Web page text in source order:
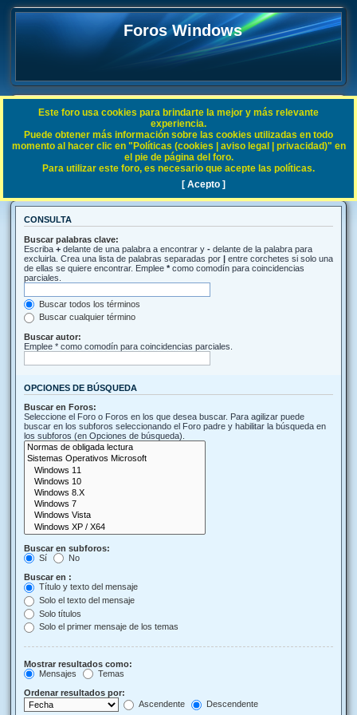
Foros Windows
FAQ
Índice general Buscar
Buscar
CONSULTA
Buscar palabras clave:
Escriba + delante de una palabra a encontrar y - delante de la palabra para
excluirla. Crea una lista de palabras separadas por | entre corchetes si solo una
de ellas se quiere encontrar. Emplee * como comodín para coincidencias
parciales.
Buscar todos los términos
Buscar cualquier término
Buscar autor:
Emplee * como comodín para coincidencias parciales.
OPCIONES DE BÚSQUEDA
Buscar en Foros:
Seleccione el Foro o Foros en los que desea buscar. Para agilizar puede
buscar en los subforos seleccionando el Foro padre y habilitar la búsqueda en
los subforos (en Opciones de búsqueda).
Buscar en subforos:
Sí
No
Buscar en :
Título y texto del mensaje
Solo el texto del mensaje
Solo títulos
Solo el primer mensaje de los temas
Mostrar resultados como:
Mensajes
Temas
Ordenar resultados por:
Ascendente
Descendente
Este foro usa cookies para brindarte la mejor y más relevante
experiencia.
Puede obtener más información sobre las cookies utilizadas en todo
momento al hacer clic en "Políticas (cookies | aviso legal | privacidad)" en
el pie de página del foro.
Para utilizar este foro, es necesario que acepte las políticas.
[ Acepto ]